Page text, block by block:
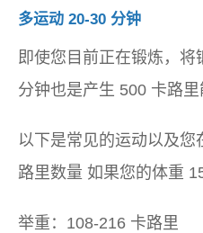
多运动 20-30 分钟
即使您目前正在锻炼，
分钟也是产生 500 卡路里
以下是常见的运动以及您
路里数量 如果您的体重
举重：108-216 卡路里